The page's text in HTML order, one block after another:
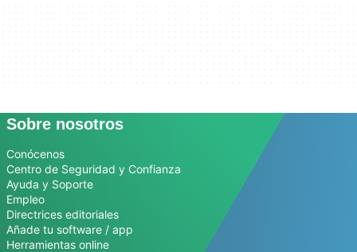
Sobre nosotros
Conócenos
Centro de Seguridad y Confianza
Ayuda y Soporte
Empleo
Directrices editoriales
Añade tu software / app
Herramientas online